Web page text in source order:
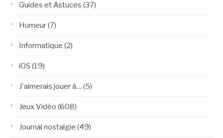
Guides et Astuces (37)
Humeur(7)
Informatique (2)
iOS (19)
J'aimerais jouer à… (5)
Jeux Vidéo (608)
Journal nostalgie (49)